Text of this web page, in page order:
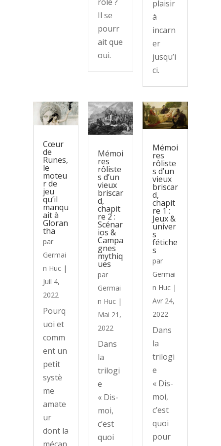
Il se
pourr
ait que
oui.
plaisir
à
incarn
er
jusqu’i
ci.
Cœur
de
Runes,
le
moteu
r de
jeu
qu’il
manqu
ait à
Gloran
tha
par
Germai
n Huc |
Juil 4,
2022
Pourq
uoi et
comm
ent un
petit
systè
me
amate
ur
dont la
Mémoi
res
rôliste
s d’un
vieux
briscar
d,
chapit
re 2 :
Scénar
ios &
Campa
gnes
mythiq
ues
par
Germai
n Huc |
Mai 21,
2022
Dans
la
trilogi
e
« Dis-
moi,
c’est
quoi
Mémoi
res
rôliste
s d’un
vieux
briscar
d,
chapit
re 1 :
Jeux &
univer
s
fétiche
s
par
Germai
n Huc|
Avr 24,
2022
Dans
la
trilogi
e
« Dis-
moi,
c’est
quoi
pour